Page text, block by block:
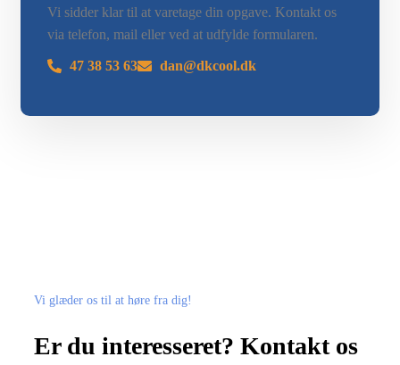
Vi sidder klar til at varetage din opgave. Kontakt os
via telefon, mail eller ved at udfylde formularen.
47 38 53 63 dan@dkcool.dk
Vi glæder os til at høre fra dig!
Er du interesseret? Kontakt os